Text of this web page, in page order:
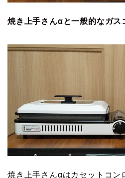
焼き上手さんαと一般的なガス
焼き上手さんαはカセットコン